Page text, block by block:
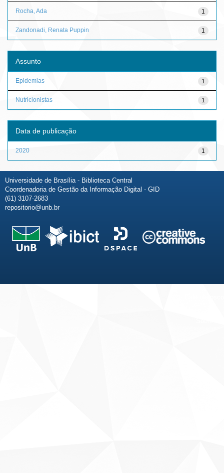
1
Rocha, Ada
1
Zandonadi, Renata Puppin
Assunto
1
Epidemias
1
Nutricionistas
Data de publicação
1
2020
Universidade de Brasília - Biblioteca Central
Coordenadoria de Gestão da Informação Digital - GID
(61) 3107-2683
repositorio@unb.br